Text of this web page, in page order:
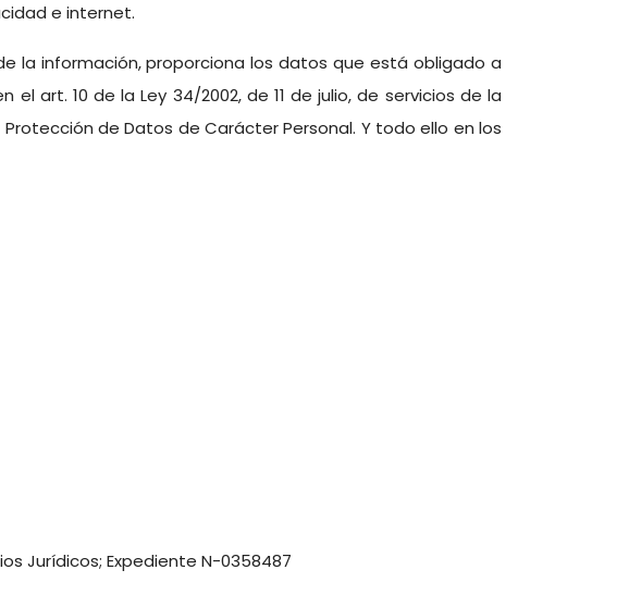
e internet.
la información, proporciona los datos que está obligado a
art. 10 de la Ley 34/2002, de 11 de julio, de servicios de la
de Datos de Carácter Personal. Y todo ello en los
Jurídicos; Expediente N-0358487